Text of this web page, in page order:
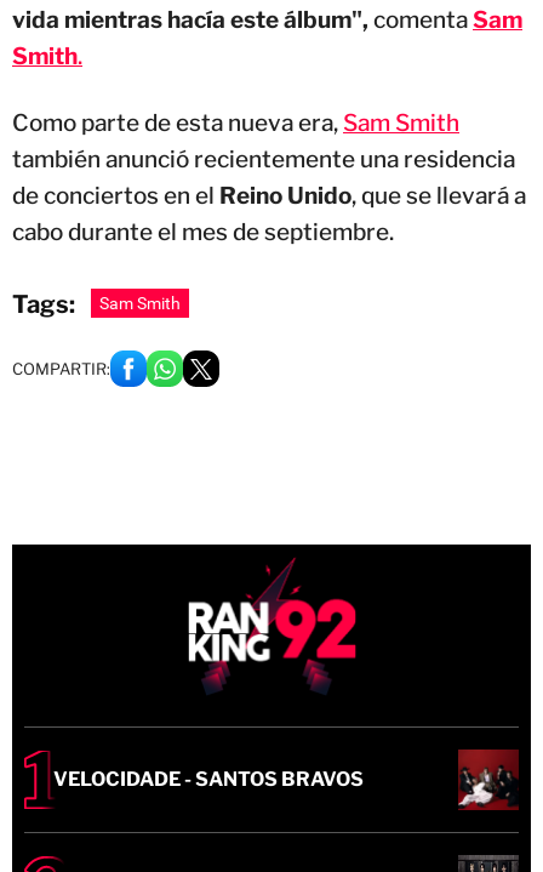
vida mientras hacía este álbum", comentaSam
Smith.
Como parte de esta nueva era, Sam Smith
también anunció recientemente una residencia
de conciertos en el Reino Unido, que se llevará a
cabo durante el mes de septiembre.
Tags: Sam Smith
COMPARTIR:
VELOCIDADE - SANTOS BRAVOS